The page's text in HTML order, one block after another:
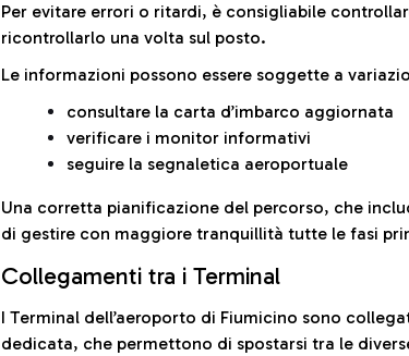
Per evitare errori o ritardi, è consigliabile
ricontrollarlo una volta sul posto.
Le informazioni possono essere soggette a
consultare la carta d’imbarco aggiornata
verificare i monitor informativi
seguire la segnaletica aeroportuale
Una corretta pianificazione del percorso, che
di gestire con maggiore tranquillità tutte le fasi
Collegamenti tra i Terminal
I Terminal dell’aeroporto di Fiumicino sono
dedicata, che permettono di spostarsi tra le